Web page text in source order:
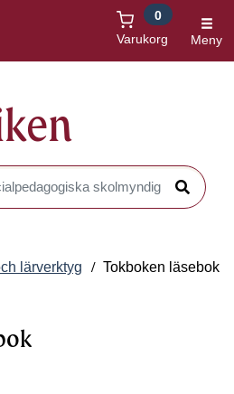
Varukorg
0
Meny
Sök
lärverktyg Tokboken läsebok